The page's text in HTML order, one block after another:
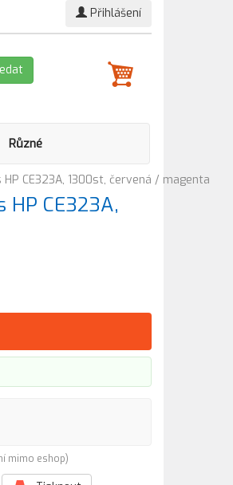
Přihlášení
Různé
CE323A, 1300st, červená / magenta
CE323A,
mimo eshop)